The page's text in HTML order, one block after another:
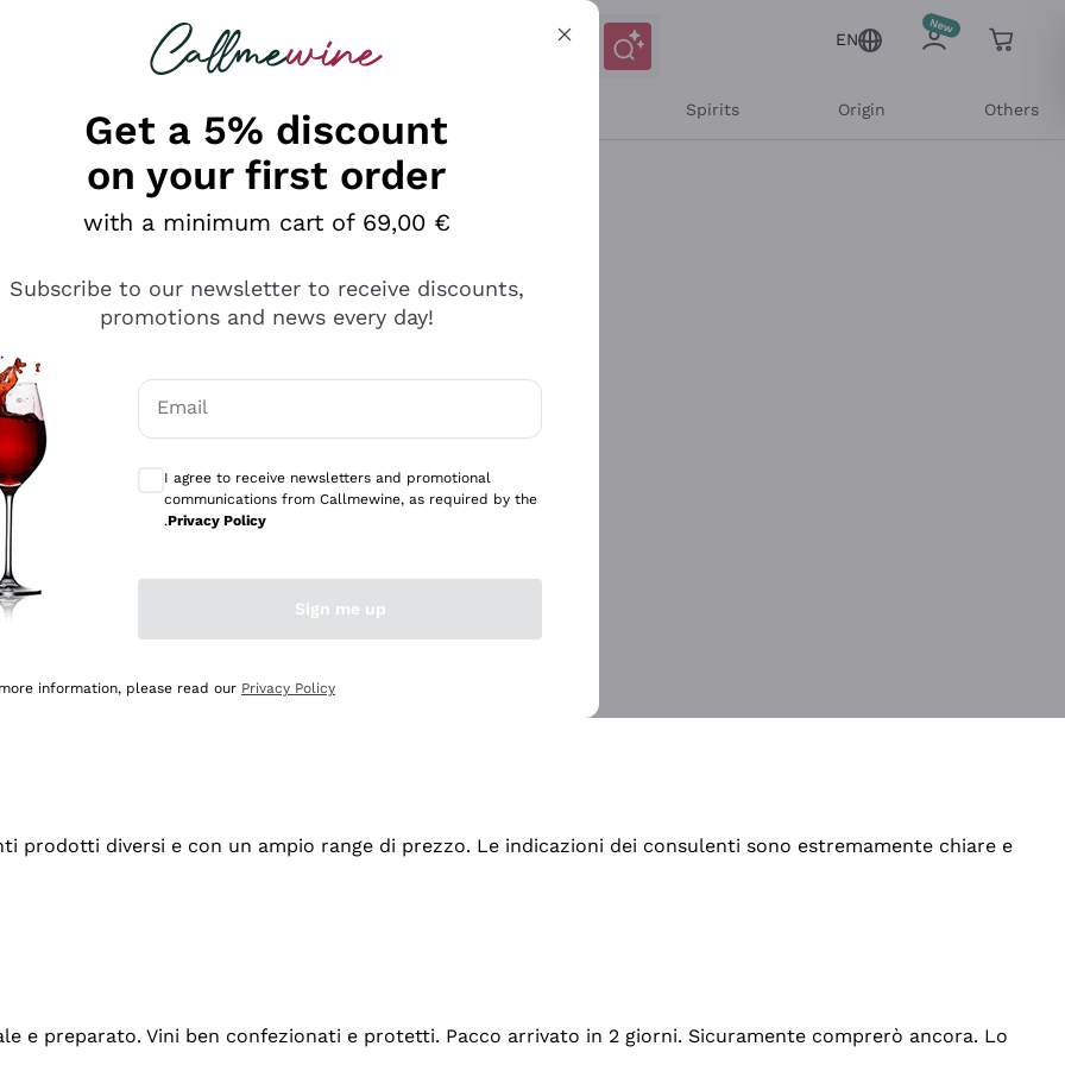
looking for
EN
Spirits Origin Others
professionalità
diversi e con un ampio range di prezzo. Le indicazioni dei consulenti sono estremamente chiare e
e preparato. Vini ben confezionati e protetti. Pacco arrivato in 2 giorni. Sicuramente comprerò ancora. Lo
Get a 5% discount
on your first order
with a minimum cart of 69,00 €
Subscribe to our newsletter to receive discounts,
promotions and news every day!
Email
I agree to receive newsletters and promotional
communications from Callmewine, as required by the
.Privacy Policy
Sign me up
information, please read our Privacy Policy